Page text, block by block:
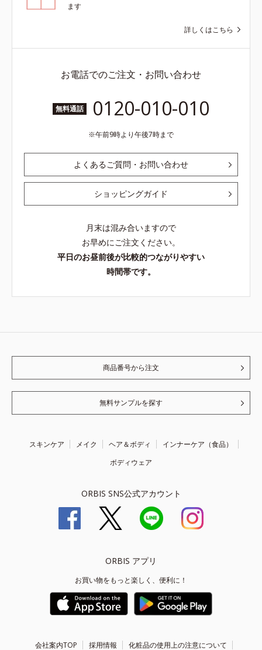
ます
詳しくはこちら
お電話でのご注文・お問い合わせ
無料通話 0120-010-010
午前9時より午後7時まで
よくあるご質問・お問い合わせ
ショッピングガイド
月末は混み合いますので
お早めにご注文ください。
平日のお昼前後が比較的つながりやすい
時間帯です。
商品番号から注文
無料サンプルを探す
スキンケア メイク ヘア＆ボディ
インナーケア（食品）
ボディウェア
ORBIS SNS公式アカウント
ORBIS アプリ
お買い物をもっと楽しく、便利に！
会社案内TOP 採用情報 化粧品の使用上の注意について